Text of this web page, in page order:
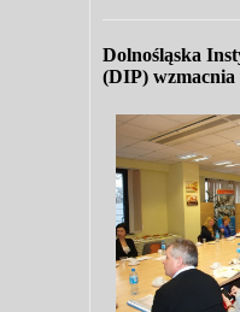
Dolnośląska
(DIP) wzmacnia